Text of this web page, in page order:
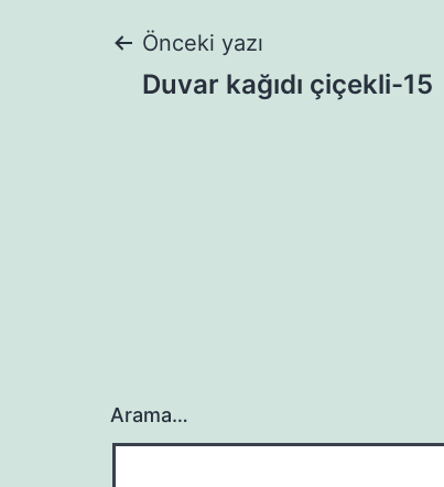
Yazı
Önceki yazı
Duvar kağıdı çiçekli-15
Arama…